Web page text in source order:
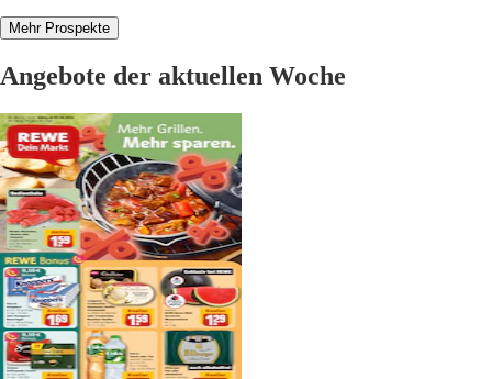
Mehr Prospekte
Angebote der aktuellen Woche